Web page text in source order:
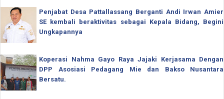
Penjabat Desa Pattallassang Berganti Andi Irwan Amier
SE kembali beraktivitas sebagai Kepala Bidang, Begini
Ungkapannya
Koperasi Nahma Gayo Raya Jajaki Kerjasama Dengan
DPP Asosiasi Pedagang Mie dan Bakso Nusantara
Bersatu.